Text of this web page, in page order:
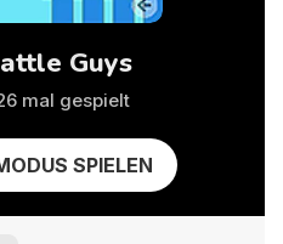
Guys
mal gespielt
SPIELEN